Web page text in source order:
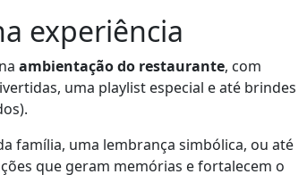
experiência
ambientação do restaurante, com
uma playlist especial e até brindes
família, uma lembrança simbólica, ou até
que geram memórias e fortalecem o